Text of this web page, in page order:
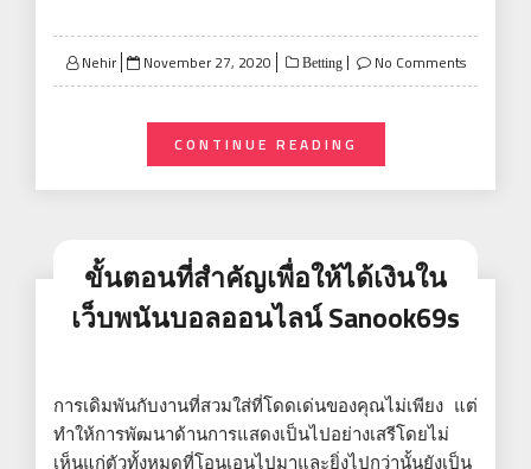
Nehir
Posted
on
November 27, 2020 Betting No Comments
CONTINUE READING
ขั้นตอนที่สำคัญเพื่อให้ได้เงินใน
เว็บพนันบอลออนไลน์ Sanook69s
การเดิมพันกับงานที่สวมใส่ที่โดดเด่นของคุณไม่เพียง แต่
ทำให้การพัฒนาด้านการแสดงเป็นไปอย่างเสรีโดยไม่
เห็นแก่ตัวทั้งหมดที่โอนเอนไปมาและยิ่งไปกว่านั้นยังเป็น